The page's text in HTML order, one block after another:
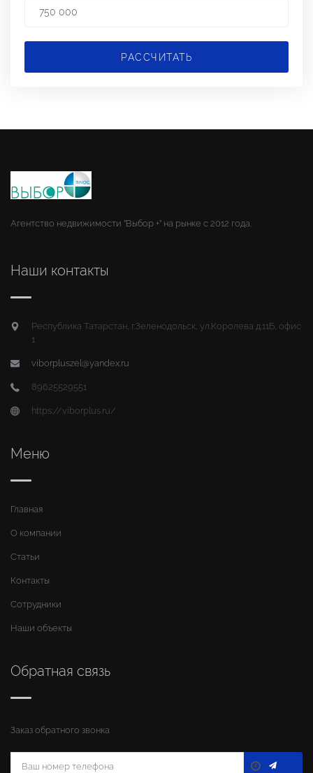
РАССЧИТАТЬ
Агентство недвижимости "Выбор +" на рынке с 2012 года.
Наши контакты
Республика Татарстан, г.Зеленодольск, ул.Королева д.11Б, офис
1
viborpluszel@yandex.ru
89625529551
https://viborplus.ru/
Меню
Главная
О компании
Статьи
Контакты
Сотрудники
Наши объекты
Обратная связь
Заказ обратного звонка